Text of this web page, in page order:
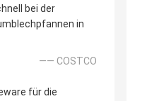
bei der
in
—— COSTCO
für die